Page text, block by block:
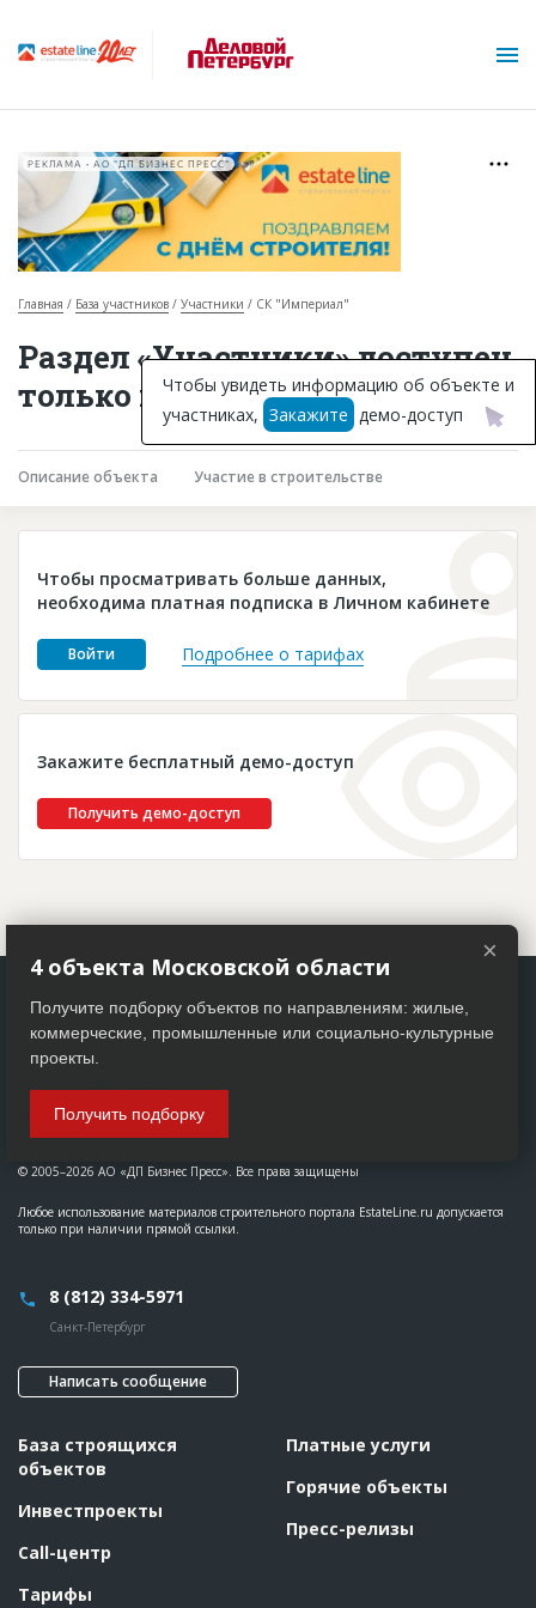
Горячие объекты
База строящихся объектов
Инвестпроекты
Глоссарий
Платные услуги
Пресс-релизы
РЕКЛАМА • АО "ДП БИЗНЕС ПРЕСС"
Главная База участников Участники СК "Империал"
Раздел «Участники» доступен
только подписчикам
Описание объекта Участие в строительстве
Чтобы просматривать больше данных,
необходима платная подписка в Личном кабинете
Войти Подробнее о тарифах
Закажите бесплатный демо-доступ
Получить демо-доступ
Чтобы увидеть информацию об объекте и
участниках, Закажите демо-доступ
© 2005–2026 АО «ДП Бизнес Пресс». Все права защищены
Любое использование материалов строительного портала EstateLine.ru допускается
только при наличии прямой ссылки.
8 (812) 334-5971
Санкт-Петербург
Написать сообщение
База строящихся
объектов
Инвестпроекты
Call-центр
Тарифы
Платные услуги
Горячие объекты
Пресс-релизы
×
4 объекта Московской области
Получите подборку объектов по направлениям: жилые,
коммерческие, промышленные или социально-культурные
проекты.
Получить подборку